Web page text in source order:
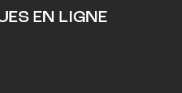
EN LIGNE